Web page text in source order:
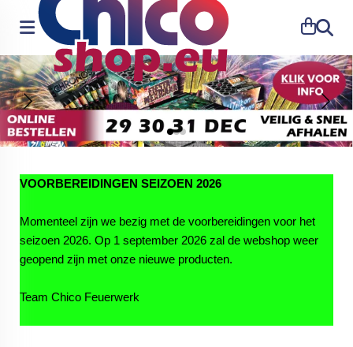
VOORBEREIDINGEN SEIZOEN 2026
Momenteel zijn we bezig met de voorbereidingen voor het
seizoen 2026. Op 1 september 2026 zal de webshop weer
geopend zijn met onze nieuwe producten.
Team Chico Feuerwerk